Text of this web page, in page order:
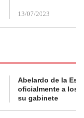
13/07/2023
Abelardo de la
oficialmente a los
su gabinete